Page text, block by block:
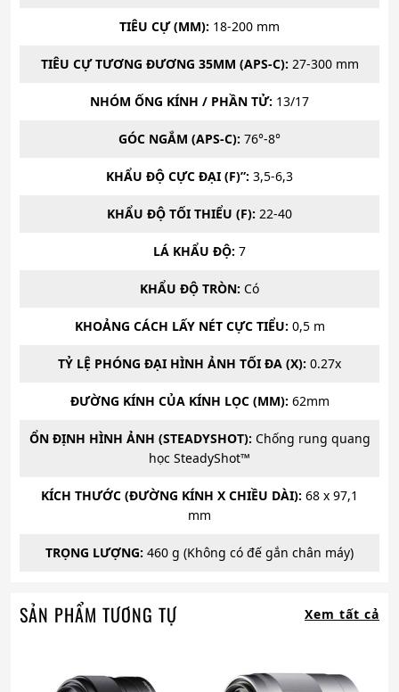
TIÊU CỰ (MM): 18-200 mm
TIÊU CỰ TƯƠNG ĐƯƠNG 35MM (APS-C): 27-300 mm
NHÓM ỐNG KÍNH / PHẦN TỬ: 13/17
GÓC NGẮM (APS-C): 76°-8°
KHẨU ĐỘ CỰC ĐẠI (F)”: 3,5-6,3
KHẨU ĐỘ TỐI THIỂU (F): 22-40
LÁ KHẨU ĐỘ: 7
KHẨU ĐỘ TRÒN: Có
KHOẢNG CÁCH LẤY NÉT CỰC TIỂU: 0,5 m
TỶ LỆ PHÓNG ĐẠI HÌNH ẢNH TỐI ĐA (X): 0.27x
ĐƯỜNG KÍNH CỦA KÍNH LỌC (MM): 62mm
ỔN ĐỊNH HÌNH ẢNH (STEADYSHOT): Chống rung quang
học SteadyShot™
KÍCH THƯỚC (ĐƯỜNG KÍNH X CHIỀU DÀI): 68 x 97,1
mm
TRỌNG LƯỢNG: 460 g (Không có đế gắn chân máy)
SẢN PHẨM TƯƠNG TỰ Xem tất cả